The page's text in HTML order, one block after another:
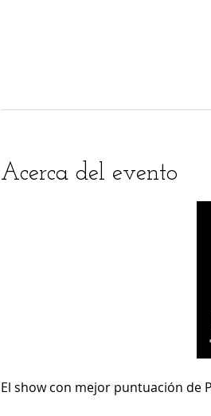
Acerca del evento
El show con mejor puntuación de